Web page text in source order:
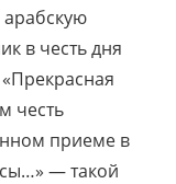
в честь дня
честь
приеме в
— такой